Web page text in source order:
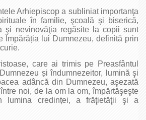
Arhiepiscop a subliniat importanţa
în familie, şcoală şi biserică,
şi nevinovăţia regăsite la copii sunt
Împărăția lui Dumnezeu, definită prin
care ai trimis pe Preasfântul
și îndumnezeitor, lumină şi
adâncă din Dumnezeu, aşezată
noi, de la om la om, împărtăşeşte
lumina credinței, a frăţietăţii şi a